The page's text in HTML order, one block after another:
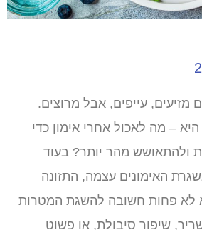
עייפים, אבל מרוצים.
– מה לאכול אחרי אימון כדי
מהר יותר? בעוד
האימונים עצמה, התזונה
פחות חשובה להשגת המטרות
שיפור סיבולת, או פשוט